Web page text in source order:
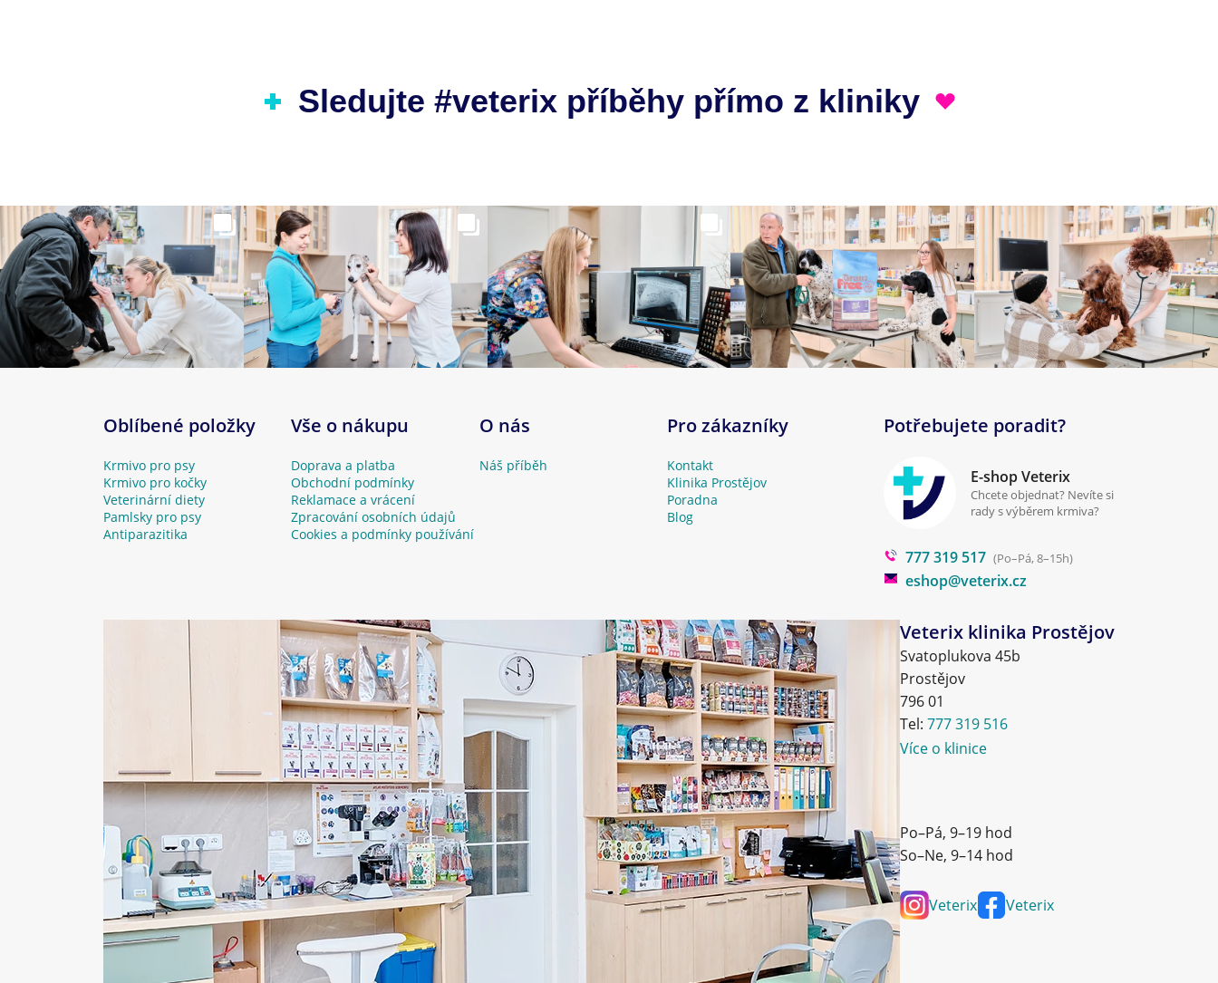
Sledujte #veterix příběhy přímo z kliniky
Oblíbené položky
Krmivo pro psy
Krmivo pro kočky
Veterinární diety
Pamlsky pro psy
Antiparazitika
Vše o nákupu
Doprava a platba
Obchodní podmínky
Reklamace a vrácení
Zpracování osobních údajů
Cookies a podmínky používání
O nás
Náš příběh
Pro zákazníky
Kontakt
Klinika Prostějov
Poradna
Blog
Potřebujete poradit?
E-shop Veterix
Chcete objednat? Nevíte si
rady s výběrem krmiva?
777 319 517 (Po–Pá, 8–15h)
eshop@veterix.cz
Veterix klinika Prostějov
Svatoplukova 45b
Prostějov
796 01
Tel: 777 319 516
Více o klinice
Po–Pá, 9–19 hod
So–Ne, 9–14 hod
Veterix Veterix